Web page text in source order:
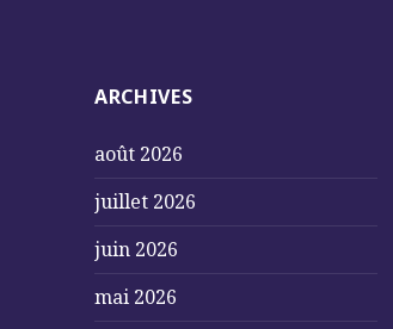
ARCHIVES
août 2026
juillet 2026
juin 2026
mai 2026